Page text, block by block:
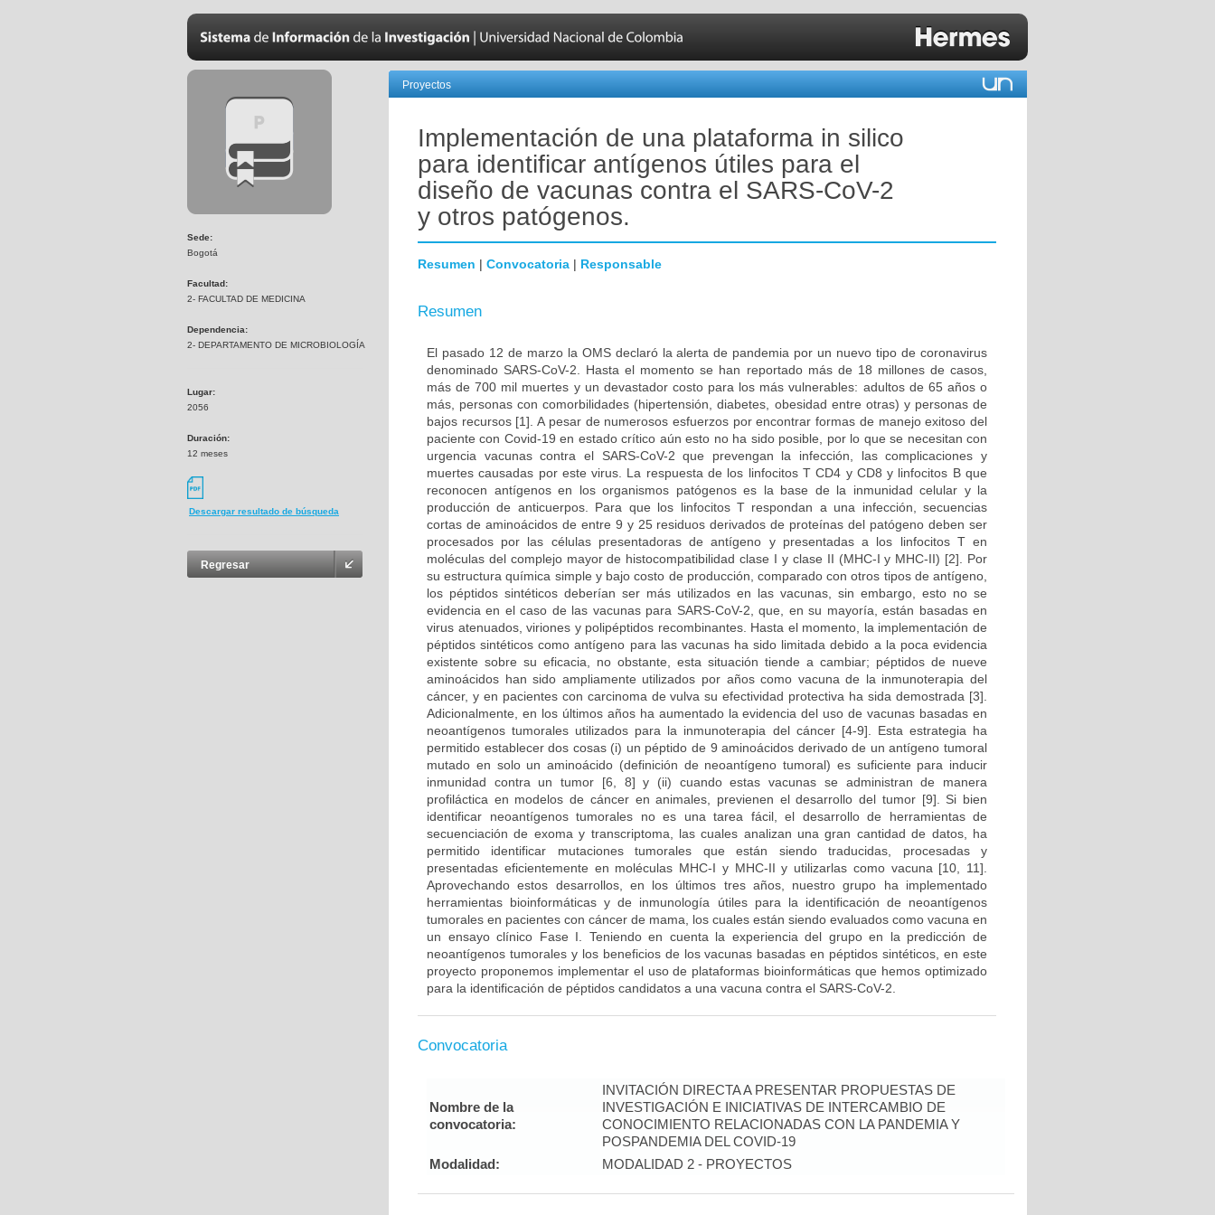
Sede:
Bogotá
Facultad:
2- FACULTAD DE MEDICINA
Dependencia:
2- DEPARTAMENTO DE MICROBIOLOGÍA
Lugar:
2056
Duración:
12 meses
Descargar resultado de búsqueda
Regresar
Proyectos
Implementación de una plataforma in silico
para identificar antígenos útiles para el
diseño de vacunas contra el SARS-CoV-2
y otros patógenos.
Resumen | Convocatoria | Responsable
Resumen
El pasado 12 de marzo la OMS declaró la alerta de pandemia por un nuevo tipo de coronavirus
denominado SARS-CoV-2. Hasta el momento se han reportado más de 18 millones de casos,
más de 700 mil muertes y un devastador costo para los más vulnerables: adultos de 65 años o
más, personas con comorbilidades (hipertensión, diabetes, obesidad entre otras) y personas de
bajos recursos [1]. A pesar de numerosos esfuerzos por encontrar formas de manejo exitoso del
paciente con Covid-19 en estado crítico aún esto no ha sido posible, por lo que se necesitan con
urgencia vacunas contra el SARS-CoV-2 que prevengan la infección, las complicaciones y
muertes causadas por este virus. La respuesta de los linfocitos T CD4 y CD8 y linfocitos B que
reconocen antígenos en los organismos patógenos es la base de la inmunidad celular y la
producción de anticuerpos. Para que los linfocitos T respondan a una infección, secuencias
cortas de aminoácidos de entre 9 y 25 residuos derivados de proteínas del patógeno deben ser
procesados por las células presentadoras de antígeno y presentadas a los linfocitos T en
moléculas del complejo mayor de histocompatibilidad clase I y clase II (MHC-I y MHC-II) [2]. Por
su estructura química simple y bajo costo de producción, comparado con otros tipos de antígeno,
los péptidos sintéticos deberían ser más utilizados en las vacunas, sin embargo, esto no se
evidencia en el caso de las vacunas para SARS-CoV-2, que, en su mayoría, están basadas en
virus atenuados, viriones y polipéptidos recombinantes. Hasta el momento, la implementación de
péptidos sintéticos como antígeno para las vacunas ha sido limitada debido a la poca evidencia
existente sobre su eficacia, no obstante, esta situación tiende a cambiar; péptidos de nueve
aminoácidos han sido ampliamente utilizados por años como vacuna de la inmunoterapia del
cáncer, y en pacientes con carcinoma de vulva su efectividad protectiva ha sida demostrada [3].
Adicionalmente, en los últimos años ha aumentado la evidencia del uso de vacunas basadas en
neoantígenos tumorales utilizados para la inmunoterapia del cáncer [4-9]. Esta estrategia ha
permitido establecer dos cosas (i) un péptido de 9 aminoácidos derivado de un antígeno tumoral
mutado en solo un aminoácido (definición de neoantígeno tumoral) es suficiente para inducir
inmunidad contra un tumor [6, 8] y (ii) cuando estas vacunas se administran de manera
profiláctica en modelos de cáncer en animales, previenen el desarrollo del tumor [9]. Si bien
identificar neoantígenos tumorales no es una tarea fácil, el desarrollo de herramientas de
secuenciación de exoma y transcriptoma, las cuales analizan una gran cantidad de datos, ha
permitido identificar mutaciones tumorales que están siendo traducidas, procesadas y
presentadas eficientemente en moléculas MHC-I y MHC-II y utilizarlas como vacuna [10, 11].
Aprovechando estos desarrollos, en los últimos tres años, nuestro grupo ha implementado
herramientas bioinformáticas y de inmunología útiles para la identificación de neoantígenos
tumorales en pacientes con cáncer de mama, los cuales están siendo evaluados como vacuna en
un ensayo clínico Fase I. Teniendo en cuenta la experiencia del grupo en la predicción de
neoantígenos tumorales y los beneficios de los vacunas basadas en péptidos sintéticos, en este
proyecto proponemos implementar el uso de plataformas bioinformáticas que hemos optimizado
para la identificación de péptidos candidatos a una vacuna contra el SARS-CoV-2.
Convocatoria
Nombre de la
convocatoria:
INVITACIÓN DIRECTA A PRESENTAR PROPUESTAS DE
INVESTIGACIÓN E INICIATIVAS DE INTERCAMBIO DE
CONOCIMIENTO RELACIONADAS CON LA PANDEMIA Y
POSPANDEMIA DEL COVID-19
Modalidad:
MODALIDAD 2 - PROYECTOS